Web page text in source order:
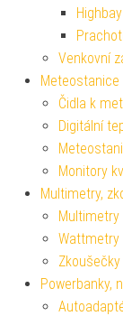
Highbay
Venkovní
Meteostanice
Čidla k
Digitální
Monitory
Multimetry,
Wattmetry
Powerbanky,